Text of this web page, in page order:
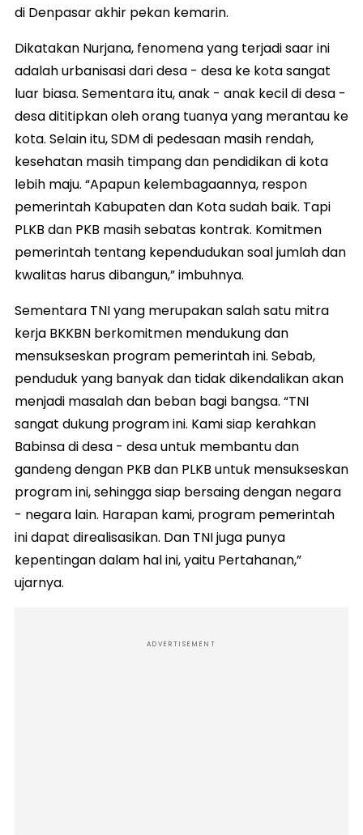
di Denpasar akhir pekan kemarin.
Dikatakan Nurjana, fenomena yang terjadi saar ini
adalah urbanisasi dari desa - desa ke kota sangat
luar biasa. Sementara itu, anak - anak kecil di desa -
desa dititipkan oleh orang tuanya yang merantau ke
kota. Selain itu, SDM di pedesaan masih rendah,
kesehatan masih timpang dan pendidikan di kota
lebih maju. “Apapun kelembagaannya, respon
pemerintah Kabupaten dan Kota sudah baik. Tapi
PLKB dan PKB masih sebatas kontrak. Komitmen
pemerintah tentang kependudukan soal jumlah dan
kwalitas harus dibangun,” imbuhnya.
Sementara TNI yang merupakan salah satu mitra
kerja BKKBN berkomitmen mendukung dan
mensukseskan program pemerintah ini. Sebab,
penduduk yang banyak dan tidak dikendalikan akan
menjadi masalah dan beban bagi bangsa. “TNI
sangat dukung program ini. Kami siap kerahkan
Babinsa di desa - desa untuk membantu dan
gandeng dengan PKB dan PLKB untuk mensukseskan
program ini, sehingga siap bersaing dengan negara
- negara lain. Harapan kami, program pemerintah
ini dapat direalisasikan. Dan TNI juga punya
kepentingan dalam hal ini, yaitu Pertahanan,”
ujarnya.
ADVERTISEMENT